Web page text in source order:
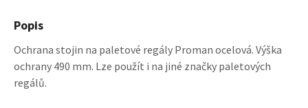
Popis
Ochrana stojin na paletové regály Proman ocelová. Výška
ochrany 490 mm. Lze použít i na jiné značky paletových
regálů.